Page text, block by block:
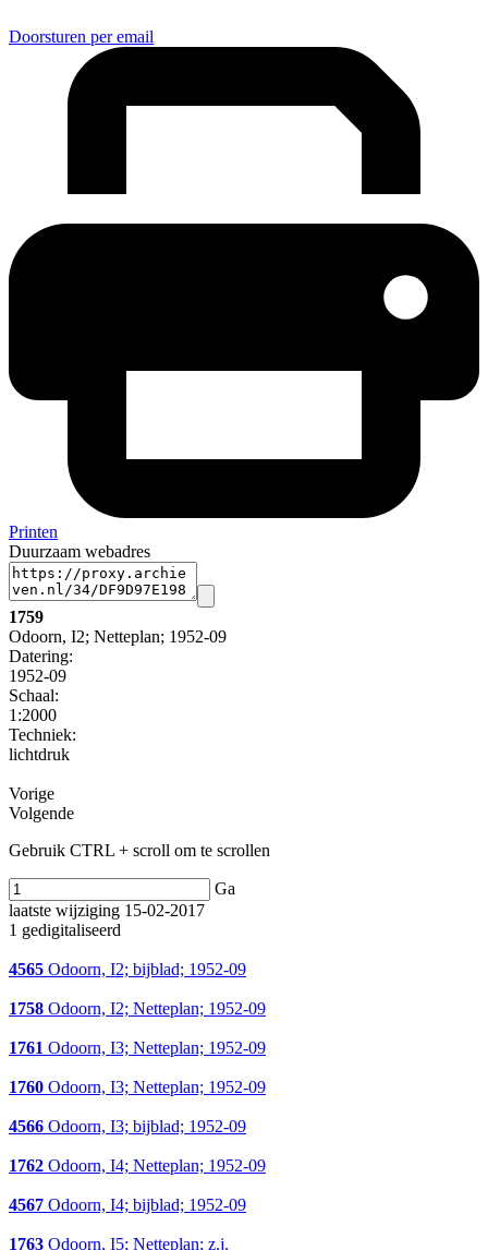
Doorsturen per email
Printen
Duurzaam webadres
1759
Odoorn, I2; Netteplan; 1952-09
Datering:
1952-09
Schaal:
1:2000
Techniek:
lichtdruk
Vorige
Volgende
Gebruik CTRL + scroll om te scrollen
Ga
laatste wijziging 15-02-2017
1 gedigitaliseerd
4565 Odoorn, I2; bijblad; 1952-09
1758 Odoorn, I2; Netteplan; 1952-09
1761 Odoorn, I3; Netteplan; 1952-09
1760 Odoorn, I3; Netteplan; 1952-09
4566 Odoorn, I3; bijblad; 1952-09
1762 Odoorn, I4; Netteplan; 1952-09
4567 Odoorn, I4; bijblad; 1952-09
1763 Odoorn, I5; Netteplan; z.j.